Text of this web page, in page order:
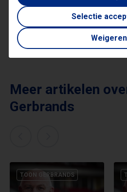
Gerelateerde
TOON GERBRANDS
Leiderschap & coachen
Meer artikelen
Gerbrands
TOON GERBRANDS
Selectie
Weigeren